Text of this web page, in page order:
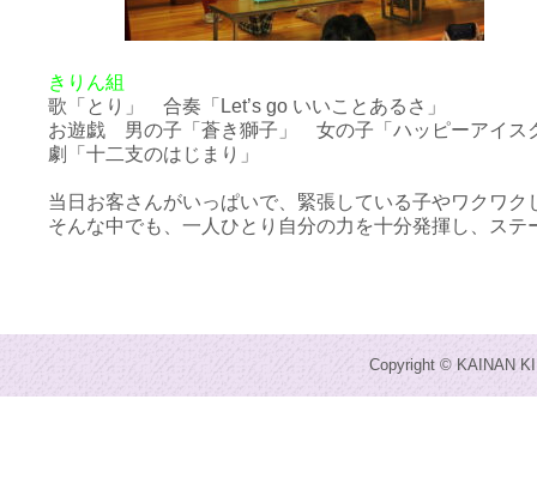
きりん組
歌「とり」 合奏「Let’s go いいことあるさ」
お遊戯 男の子「蒼き獅子」 女の子「ハッピーアイス
劇「十二支のはじまり」
当日お客さんがいっぱいで、緊張している子やワクワク
そんな中でも、一人ひとり自分の力を十分発揮し、ス
Copyright © KAINAN